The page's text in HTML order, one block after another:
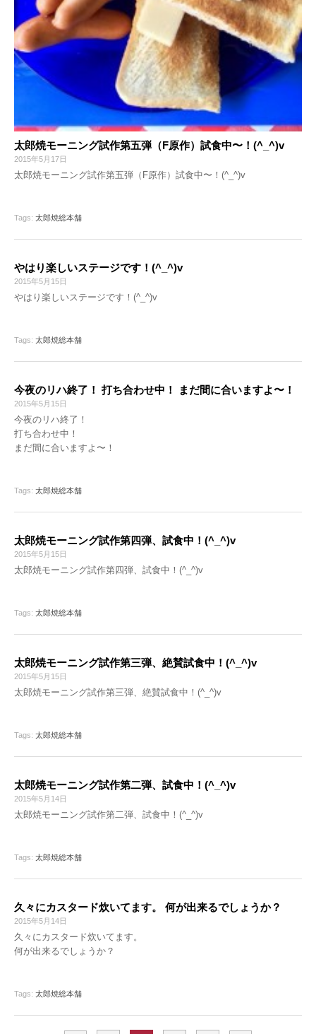
太郎焼モーニング試作第五弾（F原作）試食中〜！(^_^)v
2015年5月17日
太郎焼モーニング試作第五弾（F原作）試食中〜！(^_^)v
Tags: 太郎焼総本舗
やはり楽しいステージです！(^_^)v
2015年5月15日
やはり楽しいステージです！(^_^)v
Tags: 太郎焼総本舗
今夜のリハ終了！ 打ち合わせ中！ まだ間に合いますよ〜！
2015年5月15日
今夜のリハ終了！
打ち合わせ中！
まだ間に合いますよ〜！
Tags: 太郎焼総本舗
太郎焼モーニング試作第四弾、試食中！(^_^)v
2015年5月15日
太郎焼モーニング試作第四弾、試食中！(^_^)v
Tags: 太郎焼総本舗
太郎焼モーニング試作第三弾、絶賛試食中！(^_^)v
2015年5月15日
太郎焼モーニング試作第三弾、絶賛試食中！(^_^)v
Tags: 太郎焼総本舗
太郎焼モーニング試作第二弾、試食中！(^_^)v
2015年5月14日
太郎焼モーニング試作第二弾、試食中！(^_^)v
Tags: 太郎焼総本舗
久々にカスタード炊いてます。 何が出来るでしょうか？
2015年5月14日
久々にカスタード炊いてます。
何が出来るでしょうか？
Tags: 太郎焼総本舗